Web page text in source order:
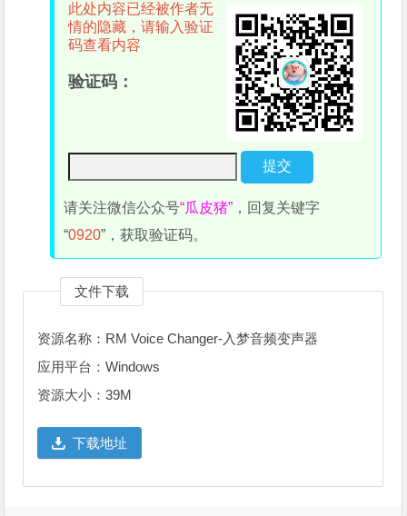
此处内容已经被作者无
情的隐藏，请输入验证
码查看内容
验证码：
请关注微信公众号“瓜皮猪” ，回复关键字
“0920”，获取验证码。
文件下载
资源名称：RM Voice Changer-入梦音频变声器
应用平台：Windows
资源大小：39M
下载地址